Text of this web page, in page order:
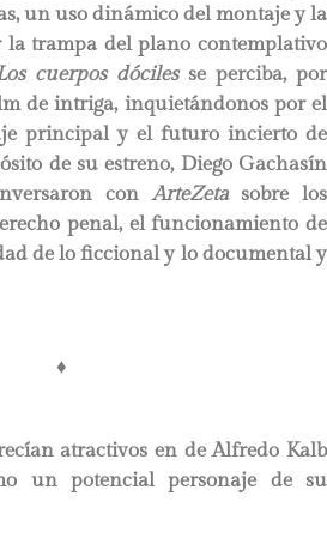
un uso dinámico del montaje y la
la trampa del plano contemplativo
cuerpos dócilesse perciba, por
de intriga, inquietándonos por el
principal y el futuro incierto de
de su estreno, Diego Gachasín
conArteZetasobre los
penal, el funcionamiento de
de lo ficcional y lo documental y
♦
atractivos en de Alfredo Kalb
un potencial personaje de su